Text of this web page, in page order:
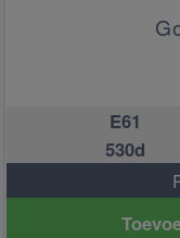
E61
530d